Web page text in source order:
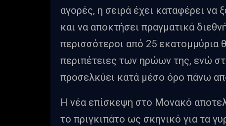
αγορές, η σειρά έχει καταφέρει να
και να αποκτήσει πραγματικά
περισσότεροι από 25 εκατομμύρια
περιπέτειες των ηρώων της, ενώ
προσελκύει κατά μέσο όρο πάνω
Η νέα επίσκεψη στο Μονακό
το πριγκιπάτο ως σκηνικό για τα